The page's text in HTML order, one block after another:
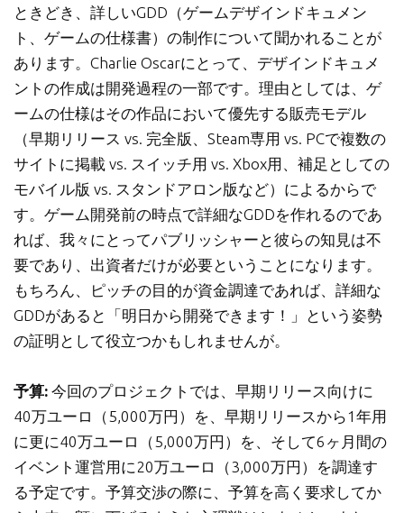
ときどき、詳しいGDD（ゲームデザインドキュメン
ト、ゲームの仕様書）の制作について聞かれることが
あります。Charlie Oscarにとって、デザインドキュメ
ントの作成は開発過程の一部です。理由としては、ゲ
ームの仕様はその作品において優先する販売モデル
（早期リリース vs. 完全版、Steam専用 vs. PCで複数の
サイトに掲載 vs. スイッチ用 vs. Xbox用、補足としての
モバイル版 vs. スタンドアロン版など）によるからで
す。ゲーム開発前の時点で詳細なGDDを作れるのであ
れば、我々にとってパブリッシャーと彼らの知見は不
要であり、出資者だけが必要ということになります。
もちろん、ピッチの目的が資金調達であれば、詳細な
GDDがあると「明日から開発できます！」という姿勢
の証明として役立つかもしれませんが。
予算: 今回のプロジェクトでは、早期リリース向けに
40万ユーロ（5,000万円）を、早期リリースから1年用
に更に40万ユーロ（5,000万円）を、そして6ヶ月間の
イベント運営用に20万ユーロ（3,000万円）を調達す
る予定です。予算交渉の際に、予算を高く要求してか